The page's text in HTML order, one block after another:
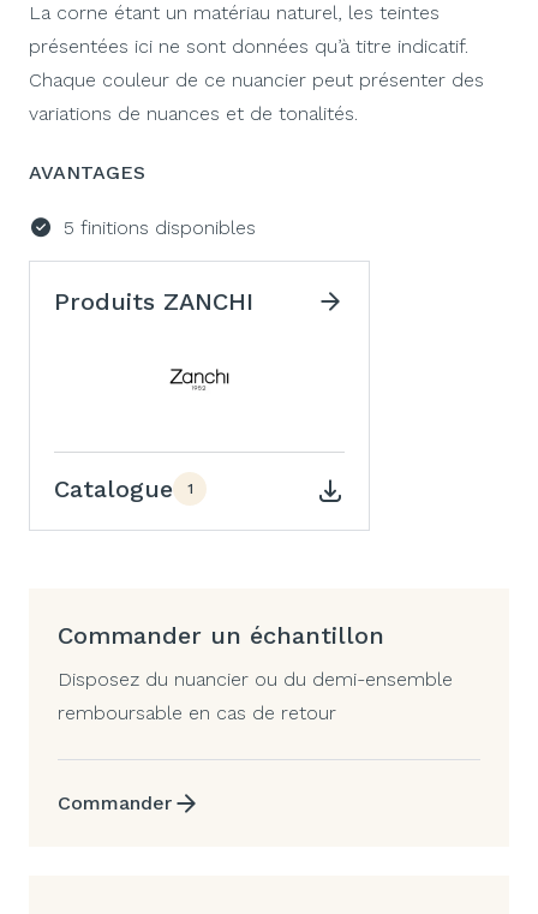
La corne étant un matériau naturel, les teintes
présentées ici ne sont données qu’à titre indicatif.
Chaque couleur de ce nuancier peut présenter des
variations de nuances et de tonalités.
AVANTAGES
5 finitions disponibles
Produits ZANCHI
Catalogue 1
Commander un échantillon
Disposez du nuancier ou du demi-ensemble
remboursable en cas de retour
Commander